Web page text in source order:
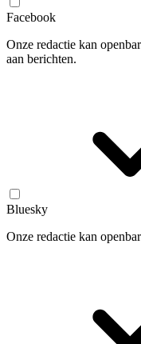
Facebook
Onze redactie kan
aan berichten.
Bluesky
Onze redactie kan